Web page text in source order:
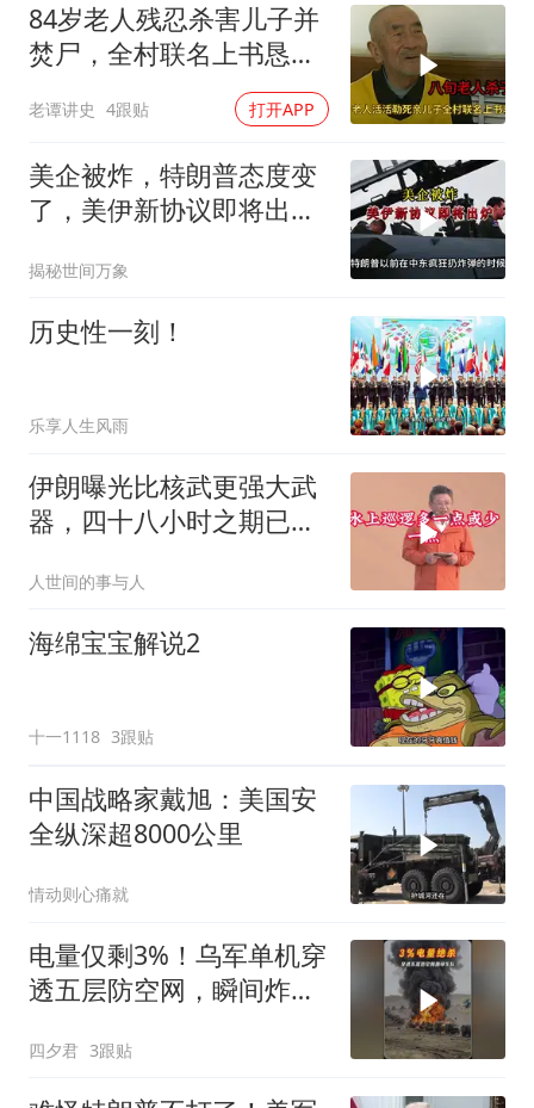
84岁老人残忍杀害儿子并
焚尸，全村联名上书恳求
轻判，得知缘由警察心疼
落泪
老谭讲史 4跟贴 打开APP
美企被炸，特朗普态度变
了，美伊新协议即将出
揭秘世间万象
历史性一刻！
乐享人生风雨
伊朗曝光比核武更强大武
器，四十八小时之期已
人世间的事与人
海绵宝宝解说2
十一1118 3跟贴
中国战略家戴旭：美国安
全纵深超8000公里
情动则心痛就
电量仅剩3%！乌军单机穿
透五层防空网，瞬间炸飞
四夕君 3跟贴